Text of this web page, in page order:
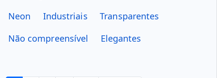
Neon
Industriais
Transparentes
Não compreensível
Elegantes